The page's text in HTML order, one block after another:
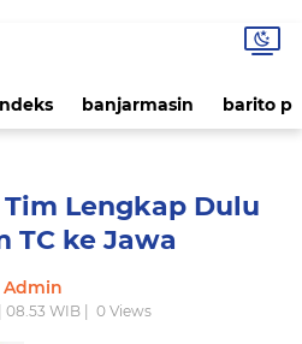
banjarmasin barito
Lengkap Dulu
TC ke Jawa
Admin
08.53 WIB | 0 Views